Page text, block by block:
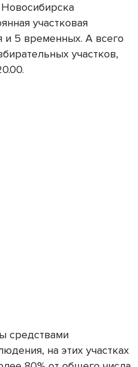
участковая
и 5 временных. А всего
участков,
средствами
на этих участках